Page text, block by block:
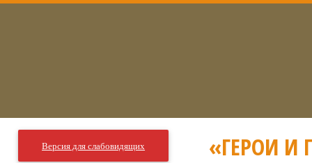
«ГЕРОИ И
Версия для слабовидящих